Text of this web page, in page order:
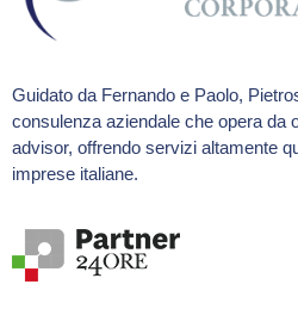
Guidato da Fernando e Paolo,
consulenza aziendale che opera da
advisor, offrendo servizi altamente
imprese italiane.